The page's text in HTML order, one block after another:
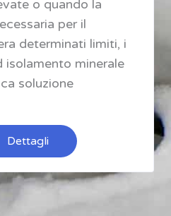
o quando la
per il
determinati limiti, i
isolamento minerale
soluzione
Dettagli